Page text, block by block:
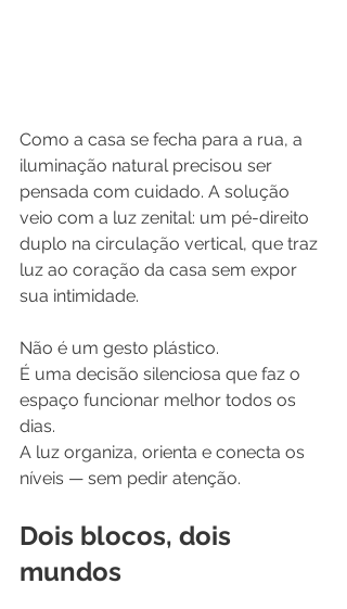
Como a casa se fecha para a rua, a
iluminação natural precisou ser
pensada com cuidado. A solução
veio com a luz zenital: um pé-direito
duplo na circulação vertical, que traz
luz ao coração da casa sem expor
sua intimidade.
Não é um gesto plástico.
É uma decisão silenciosa que faz o
espaço funcionar melhor todos os
dias.
A luz organiza, orienta e conecta os
níveis — sem pedir atenção.
Dois blocos, dois
mundos